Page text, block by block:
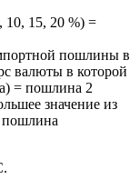
15, 20 %) =
пошлины в
валюты в которой
= пошлина 2
значение из
пошлина